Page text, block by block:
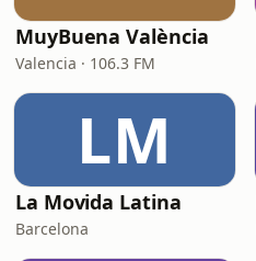
MuyBuena València
Valencia · 106.3 FM
LM
La Movida Latina
Barcelona